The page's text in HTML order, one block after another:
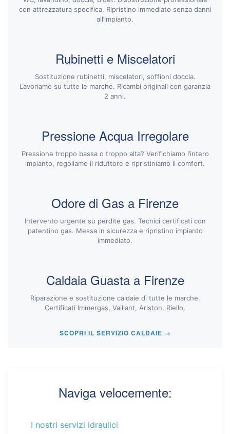
con attrezzatura specifica. Ripristino immediato senza danni
all’impianto.
Rubinetti e Miscelatori
Sostituzione rubinetti, miscelatori, soffioni doccia.
Lavoriamo su tutte le marche. Ricambi originali con garanzia
2 anni.
Pressione Acqua Irregolare
Pressione troppo bassa o troppo alta? Verifichiamo l’intero
impianto, regoliamo il riduttore e ripristiniamo il comfort.
Odore di Gas a Firenze
Intervento urgente su perdite gas. Tecnici certificati con
patentino gas. Messa in sicurezza e ripristino impianto
immediato.
Caldaia Guasta a Firenze
Riparazione e sostituzione caldaie di tutte le marche.
Certificati Immergas, Vaillant, Ariston, Riello.
SCOPRI IL SERVIZIO CALDAIE →
Naviga velocemente:
I nostri servizi idraulici